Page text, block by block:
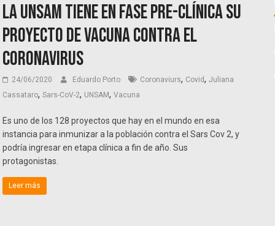
La UNSAM tiene en fase pre-clínica su
proyecto de vacuna contra el
coronavirus
24/06/2020 Eduardo Porto Coronaviurs, Covid,Juliana
Cassataro,Sars-CoV-2, UNSAM,Vacuna
Es uno de los 128 proyectos que hay en el mundo en esa
instancia para inmunizar a la población contra el Sars Cov 2, y
podría ingresar en etapa clínica a fin de año. Sus
protagonistas.
Leer más